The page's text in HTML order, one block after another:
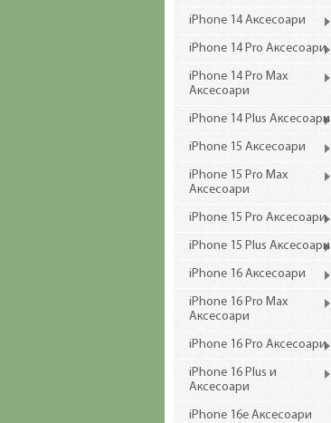
iPhone 14 Аксесоари
iPhone 14 Pro Аксесоари
iPhone 14 Pro Max
Аксесоари
iPhone 14 Plus Аксесоари
iPhone 15 Аксесоари
iPhone 15 Pro Max
Аксесоари
iPhone 15 Pro Аксесоари
iPhone 15 Plus Аксесоари
iPhone 16 Аксесоари
iPhone 16 Pro Max
Аксесоари
iPhone 16 Pro Аксесоари
iPhone 16 Plus и
Аксесоари
iPhone 16e Аксесоари